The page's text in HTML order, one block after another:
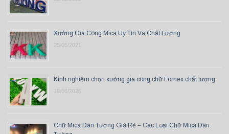
Xưởng Gia Công Mica Uy Tín Và Chất Lượng
25/05/2021
Kinh nghiệm chọn xưởng gia công chữ Fomex chất lượng
19/06/2026
Chữ Mica Dán Tường Giá Rẻ – Các Loại Chữ Mica Dán